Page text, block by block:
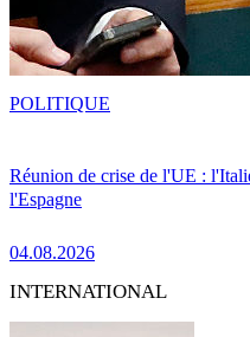
Réunion de crise de l'UE :
l'Espagne
04.08.2026
POLITIQUE
INTERNATIONAL